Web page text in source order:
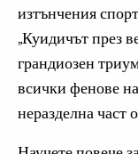
изтънчения
„Куидичът през
грандиозен
всички фенове
неразделна част